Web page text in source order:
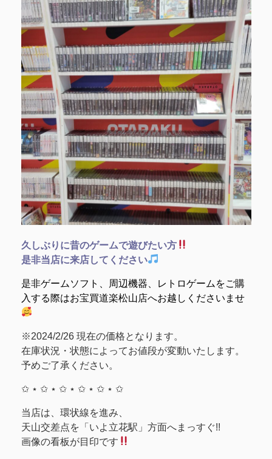
久しぶりに昔のゲームで遊びたい方
是非当店に来店してください
是非ゲームソフト、周辺機器、レトロゲームをご購
入する際はお宝買道楽松山店へお越しくださいませ
※2024/2/26 現在の価格となります。
在庫状況・状態によってお値段が変動いたします。
予めご了承ください。
✩ ⋆ ✩ ⋆ ✩ ⋆ ✩ ⋆ ✩ ⋆ ✩
当店は、環状線を進み、
天山交差点を「いよ立花駅」方面へまっすぐ!!
画像の看板が目印です